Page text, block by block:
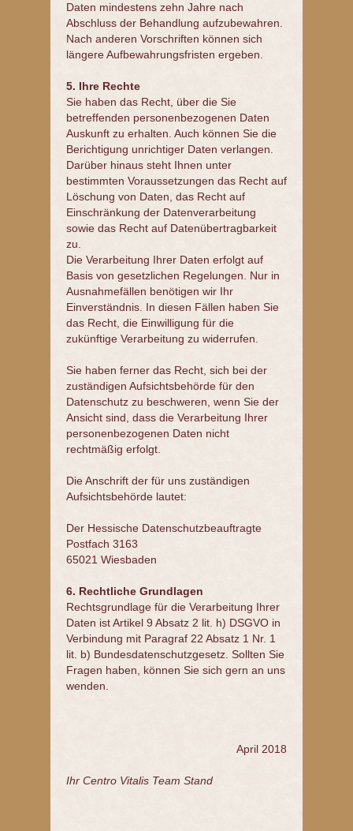
Daten mindestens zehn Jahre nach
Abschluss der Behandlung aufzubewahren.
Nach anderen Vorschriften können sich
längere Aufbewahrungsfristen ergeben.
5. Ihre Rechte
Sie haben das Recht, über die Sie
betreffenden personenbezogenen Daten
Auskunft zu erhalten. Auch können Sie die
Berichtigung unrichtiger Daten verlangen.
Darüber hinaus steht Ihnen unter
bestimmten Voraussetzungen das Recht auf
Löschung von Daten, das Recht auf
Einschränkung der Datenverarbeitung
sowie das Recht auf Datenübertragbarkeit
zu.
Die Verarbeitung Ihrer Daten erfolgt auf
Basis von gesetzlichen Regelungen. Nur in
Ausnahmefällen benötigen wir Ihr
Einverständnis. In diesen Fällen haben Sie
das Recht, die Einwilligung für die
zukünftige Verarbeitung zu widerrufen.
Sie haben ferner das Recht, sich bei der
zuständigen Aufsichtsbehörde für den
Datenschutz zu beschweren, wenn Sie der
Ansicht sind, dass die Verarbeitung Ihrer
personenbezogenen Daten nicht
rechtmäßig erfolgt.
Die Anschrift der für uns zuständigen
Aufsichtsbehörde lautet:
Der Hessische Datenschutzbeauftragte
Postfach 3163
65021 Wiesbaden
6. Rechtliche Grundlagen
Rechtsgrundlage für die Verarbeitung Ihrer
Daten ist Artikel 9 Absatz 2 lit. h) DSGVO in
Verbindung mit Paragraf 22 Absatz 1 Nr. 1
lit. b) Bundesdatenschutzgesetz. Sollten Sie
Fragen haben, können Sie sich gern an uns
wenden.
April 2018
Ihr Centro Vitalis Team Stand